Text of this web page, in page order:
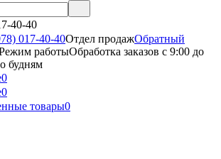
40-40
017-40-40Отдел продажОбратный
работыОбработка заказов с 9:00 до
будням
0
0
товары0